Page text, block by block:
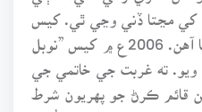
کي مڃتا ڏني وڃي ٿي. کيس
ڪيترا ئي عالمي اعزاز ڏنا ويا آهن. 2006ع ۾ کيس ”نوبل
ويو. ته غربت جي خاتمي جي
قائم ڪرڻ جو پهريون شرط